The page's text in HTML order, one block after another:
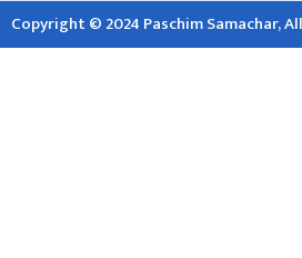
Copyright © 2024 Paschim Samachar,